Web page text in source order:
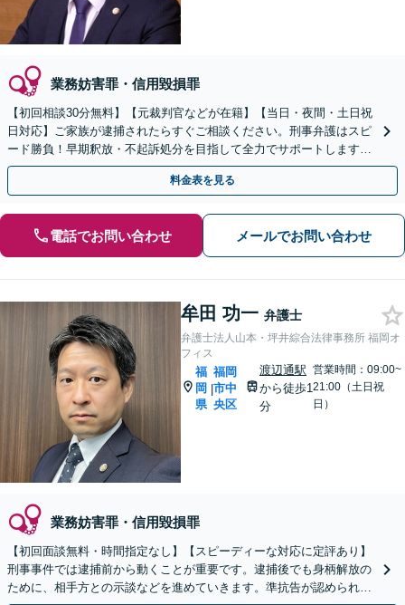
業務妨害罪・信用毀損罪
【初回相談30分無料】【元裁判官などが在籍】【当日・夜間・土日祝
日対応】ご家族が逮捕されたらすぐご相談ください。刑事弁護はスピ
ード勝負！早期釈放・不起訴処分を目指して全力でサポートします。
【スピード対応】
料金表を見る
電話でお問い合わせ メールでお問い合わせ
牟田 功一 弁護士
弁護士法人山本・坪井綜合法律事務所 福岡オ
フィス
福
岡
県
|
福岡
市中
央区
渡辺通駅
から徒歩1
分
営業時間：09:00~
21:00（土日祝
日）
業務妨害罪・信用毀損罪
【初回面談無料・時間指定なし】【スピーディーな対応に定評あり】
刑事事件では逮捕前から動くことが重要です。逮捕後でも身柄解放の
ために、相手方との示談などを進めていきます。準抗告が認められた